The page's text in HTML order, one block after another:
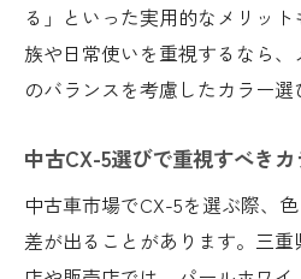
る」といった実用的なメリッ
族や日常使いを重視するなら
のバランスを考慮したカラー選
中古CX-5選びで重視すべき
中古車市場でCX-5を選ぶ際、
差が出ることがあります。三